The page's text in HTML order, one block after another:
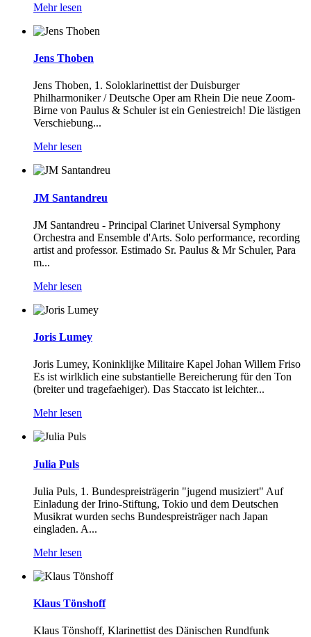
Mehr lesen
Jens Thoben
Jens Thoben, 1. Soloklarinettist der Duisburger
Philharmoniker / Deutsche Oper am Rhein Die neue Zoom-
Birne von Paulus & Schuler ist ein Geniestreich! Die lästigen
Verschiebung...
Mehr lesen
JM Santandreu
JM Santandreu - Principal Clarinet Universal Symphony
Orchestra and Ensemble d'Arts. Solo performance, recording
artist and professor. Estimado Sr. Paulus & Mr Schuler, Para
m...
Mehr lesen
Joris Lumey
Joris Lumey, Koninklijke Militaire Kapel Johan Willem Friso
Es ist wirlklich eine substantielle Bereicherung für den Ton
(breiter und tragefaehiger). Das Staccato ist leichter...
Mehr lesen
Julia Puls
Julia Puls, 1. Bundespreisträgerin "jugend musiziert" Auf
Einladung der Irino-Stiftung, Tokio und dem Deutschen
Musikrat wurden sechs Bundespreisträger nach Japan
eingladen. A...
Mehr lesen
Klaus Tönshoff
Klaus Tönshoff, Klarinettist des Dänischen Rundfunk